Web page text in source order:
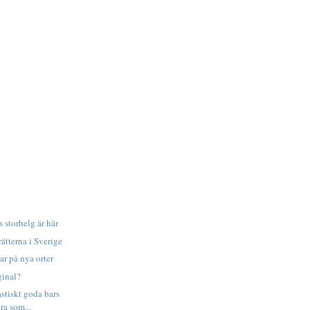
storhelg är här
i Sverige
på nya orter
goda bars
som...